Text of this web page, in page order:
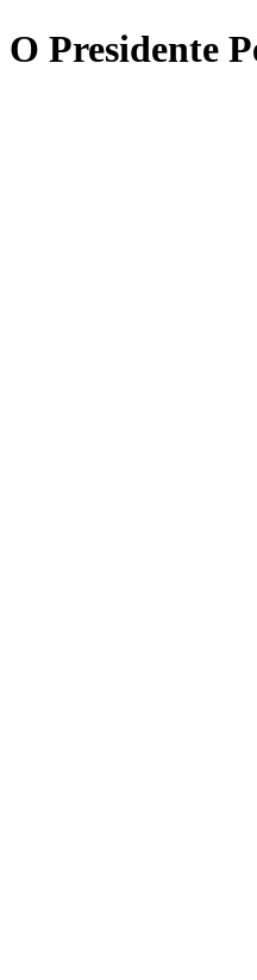
O Presidente